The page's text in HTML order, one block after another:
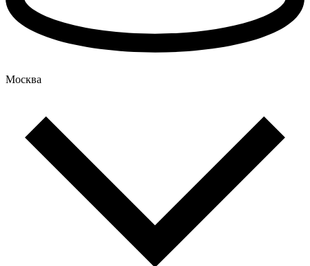
Москва